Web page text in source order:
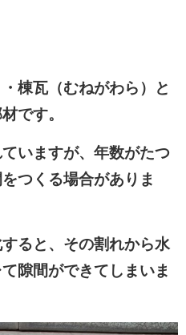
棟瓦（むねがわら）
と
です。
いますが、年数がたつ
つくる場合がありま
すると、その割れから水
隙間ができてしまいま